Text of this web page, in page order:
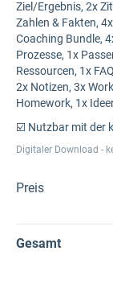
Ziel/Ergebnis, 2x
Zahlen & Fakten,
Coaching Bundle,
Prozesse, 1x
Ressourcen, 1x
2x Notizen, 3x
Homework, 1x
☑️ Nutzbar mit der
Digitaler Download -
Preis
Gesamt